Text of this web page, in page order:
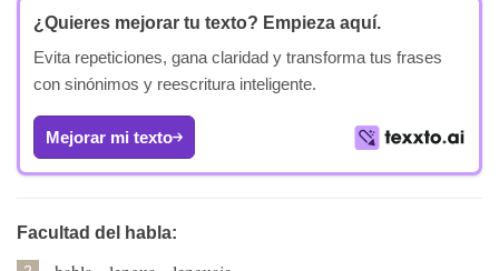
¿Quieres mejorar tu texto? Empieza aquí.
Evita repeticiones, gana claridad y transforma tus frases
con sinónimos y reescritura inteligente.
Mejorar mi texto
Facultad del habla: